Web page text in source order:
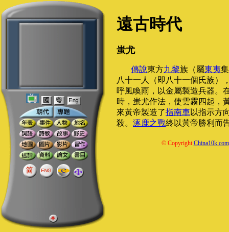
遠古時代
蚩尤
傳說東方九黎族（屬東夷
八十一人（即八十一個氏族）
呼風喚雨，以金屬製造兵器。
時，蚩尤作法，使雲霧四起，
來黃帝製造了指南車以指示方
殺。 涿鹿之戰終以黃帝勝利而
© CopyrightChina10k.com